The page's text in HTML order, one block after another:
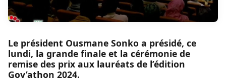
Le président Ousmane Sonko a présidé, ce
lundi, la grande finale et la cérémonie de
remise des prix aux lauréats de l’édition
Gov’athon 2024.